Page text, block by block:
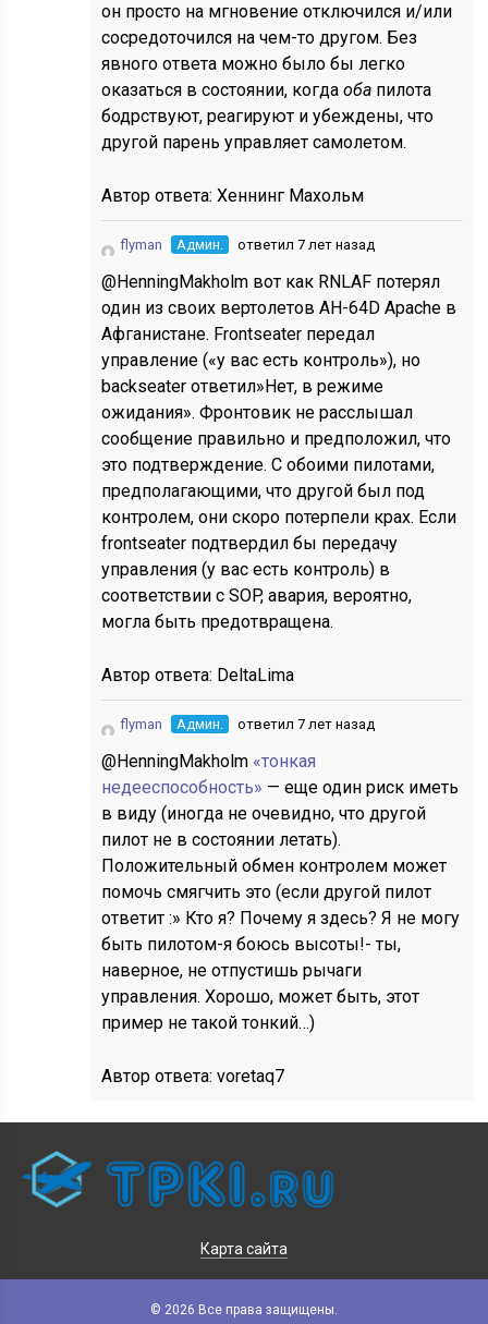
он просто на мгновение отключился и/или
сосредоточился на чем-то другом. Без
явного ответа можно было бы легко
оказаться в состоянии, когдаоба пилота
бодрствуют, реагируют и убеждены, что
другой парень управляет самолетом.
Автор ответа:Хеннинг Махольм
flyman Админ. ответил 7 лет назад
@HenningMakholm вот как RNLAF потерял
один из своих вертолетов AH-64D Apache в
Афганистане. Frontseater передал
управление («у вас есть контроль»), но
backseater ответил»Нет, в режиме
ожидания». Фронтовик не расслышал
сообщение правильно и предположил, что
это подтверждение. С обоими пилотами,
предполагающими, что другой был под
контролем, они скоро потерпели крах. Если
frontseater подтвердил бы передачу
управления (у вас есть контроль) в
соответствии с SOP, авария, вероятно,
могла быть предотвращена.
Автор ответа: DeltaLima
flyman Админ. ответил 7 лет назад
@HenningMakholm «тонкая
недееспособность» — еще один риск иметь
в виду (иногда не очевидно, что другой
пилот не в состоянии летать).
Положительный обмен контролем может
помочь смягчить это (если другой пилот
ответит :» Кто я? Почему я здесь? Я не могу
быть пилотом-я боюсь высоты!- ты,
наверное, не отпустишь рычаги
управления. Хорошо, может быть, этот
пример не такой тонкий…)
Автор ответа:voretaq7
Карта сайта
© 2026 Все права защищены.